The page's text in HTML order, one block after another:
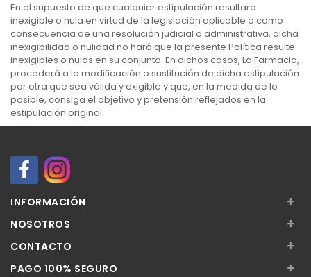
En el supuesto de que cualquier estipulación resultara
inexigible o nula en virtud de la legislación aplicable o como
consecuencia de una resolución judicial o administrativa, dicha
inexigibilidad o nulidad no hará que la presente Política resulte
inexigibles o nulas en su conjunto. En dichos casos, La Farmacia,
procederá a la modificación o sustitución de dicha estipulación
por otra que sea válida y exigible y que, en la medida de lo
posible, consiga el objetivo y pretensión reflejados en la
estipulación original.
INFORMACIÓN +
NOSOTROS +
CONTACTO +
PAGO 100% SEGURO +